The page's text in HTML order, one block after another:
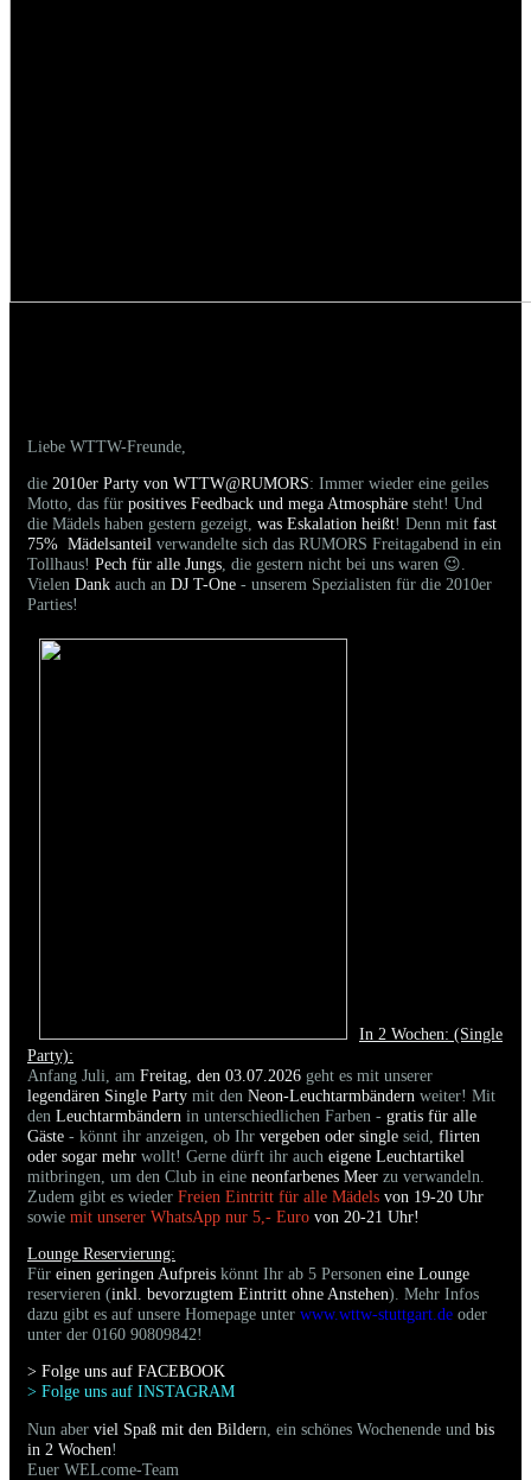
Liebe WTTW-Freunde,
die 2010er Party von WTTW@RUMORS: Immer wieder eine geiles
Motto, das für positives Feedback und mega Atmosphäre steht! Und
die Mädels haben gestern gezeigt, was Eskalation heißt! Denn mit fast
75% Mädelsanteil verwandelte sich das RUMORS Freitagabend in ein
Tollhaus! Pech für alle Jungs, die gestern nicht bei uns waren 😉.
Vielen Dank auch an DJ T-One - unserem Spezialisten für die 2010er
Parties!
In 2 Wochen: (Single
Party):
Anfang Juli, am Freitag, den 03.07.2026 geht es mit unserer
legendären Single Party mit den Neon-Leuchtarmbändern weiter! Mit
den Leuchtarmbändern in unterschiedlichen Farben - gratis für alle
Gäste - könnt ihr anzeigen, ob Ihr vergeben oder single seid, flirten
oder sogar mehr wollt! Gerne dürft ihr auch eigene Leuchtartikel
mitbringen, um den Club in eine neonfarbenes Meer zu verwandeln.
Zudem gibt es wieder Freien Eintritt für alle Mädels von 19-20 Uhr
sowie mit unserer WhatsApp nur 5,- Euro von 20-21 Uhr!
Lounge Reservierung:
Für einen geringen Aufpreis könnt Ihr ab 5 Personen eine Lounge
reservieren (inkl. bevorzugtem Eintritt ohne Anstehen). Mehr Infos
dazu gibt es auf unsere Homepage unter www.wttw-stuttgart.de oder
unter der 0160 90809842!
> Folge uns auf FACEBOOK
> Folge uns auf INSTAGRAM
Nun aber viel Spaß mit den Bildern, ein schönes Wochenende und bis
in 2 Wochen!
Euer WELcome-Team